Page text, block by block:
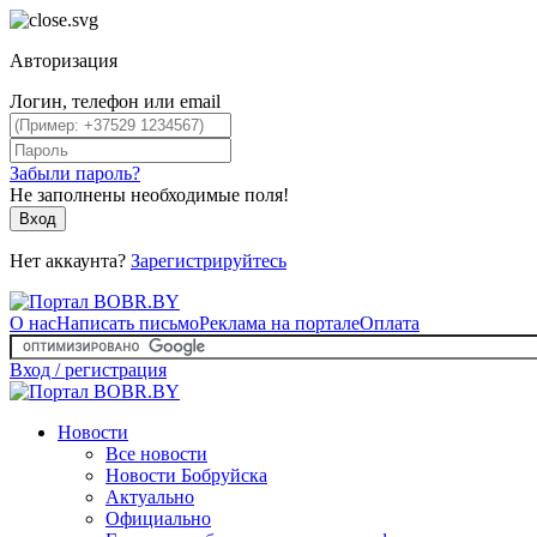
Авторизация
Логин, телефон или email
Забыли пароль?
Не заполнены необходимые поля!
Вход
Нет аккаунта? Зарегистрируйтесь
О насНаписать письмоРеклама на порталеОплата
Вход / регистрация
Новости
Все новости
Новости Бобруйска
Актуально
Официально